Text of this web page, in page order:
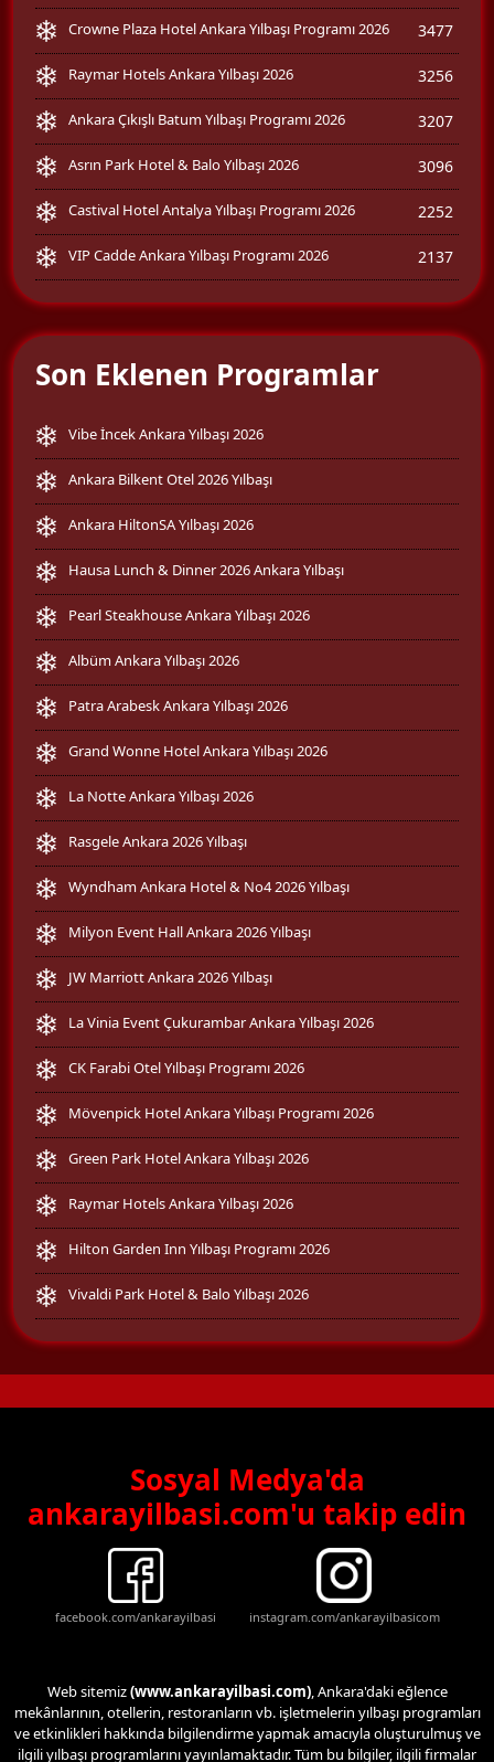
Crowne Plaza Hotel Ankara Yılbaşı Programı 2026 3477
Raymar Hotels Ankara Yılbaşı 2026 3256
Ankara Çıkışlı Batum Yılbaşı Programı 2026 3207
Asrın Park Hotel & Balo Yılbaşı 2026 3096
Castival Hotel Antalya Yılbaşı Programı 2026 2252
VIP Cadde Ankara Yılbaşı Programı 2026 2137
Son Eklenen Programlar
Vibe İncek Ankara Yılbaşı 2026
Ankara Bilkent Otel 2026 Yılbaşı
Ankara HiltonSA Yılbaşı 2026
Hausa Lunch & Dinner 2026 Ankara Yılbaşı
Pearl Steakhouse Ankara Yılbaşı 2026
Albüm Ankara Yılbaşı 2026
Patra Arabesk Ankara Yılbaşı 2026
Grand Wonne Hotel Ankara Yılbaşı 2026
La Notte Ankara Yılbaşı 2026
Rasgele Ankara 2026 Yılbaşı
Wyndham Ankara Hotel & No4 2026 Yılbaşı
Milyon Event Hall Ankara 2026 Yılbaşı
JW Marriott Ankara 2026 Yılbaşı
La Vinia Event Çukurambar Ankara Yılbaşı 2026
CK Farabi Otel Yılbaşı Programı 2026
Mövenpick Hotel Ankara Yılbaşı Programı 2026
Green Park Hotel Ankara Yılbaşı 2026
Raymar Hotels Ankara Yılbaşı 2026
Hilton Garden Inn Yılbaşı Programı 2026
Vivaldi Park Hotel & Balo Yılbaşı 2026
Sosyal Medya'da
ankarayilbasi.com'u takip edin
facebook.com/ankarayilbasi instagram.com/ankarayilbasicom
Web sitemiz(www.ankarayilbasi.com), Ankara'daki eğlence
mekânlarının, otellerin, restoranların vb. işletmelerin yılbaşı programları
ve etkinlikleri hakkında bilgilendirme yapmak amacıyla oluşturulmuş ve
ilgili yılbaşı programlarını yayınlamaktadır. Tüm bu bilgiler, ilgili firmalar